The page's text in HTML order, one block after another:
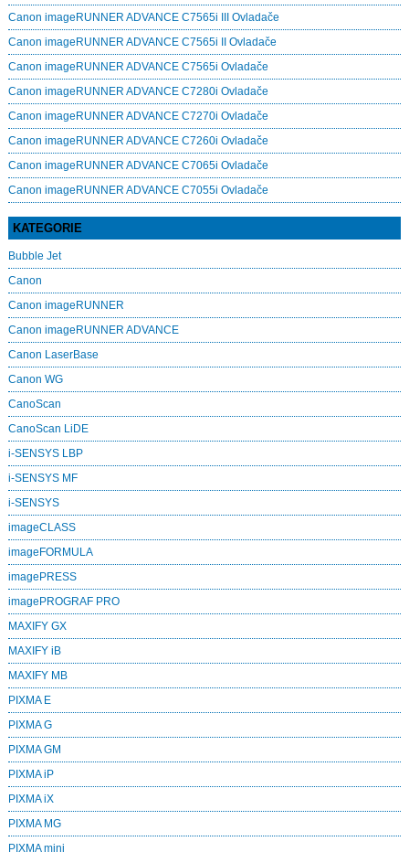
Canon imageRUNNER ADVANCE C7565i III Ovladače
Canon imageRUNNER ADVANCE C7565i II Ovladače
Canon imageRUNNER ADVANCE C7565i Ovladače
Canon imageRUNNER ADVANCE C7280i Ovladače
Canon imageRUNNER ADVANCE C7270i Ovladače
Canon imageRUNNER ADVANCE C7260i Ovladače
Canon imageRUNNER ADVANCE C7065i Ovladače
Canon imageRUNNER ADVANCE C7055i Ovladače
KATEGORIE
Bubble Jet
Canon
Canon imageRUNNER
Canon imageRUNNER ADVANCE
Canon LaserBase
Canon WG
CanoScan
CanoScan LiDE
i-SENSYS LBP
i-SENSYS MF
i‑SENSYS
imageCLASS
imageFORMULA
imagePRESS
imagePROGRAF PRO
MAXIFY GX
MAXIFY iB
MAXIFY MB
PIXMA E
PIXMA G
PIXMA GM
PIXMA iP
PIXMA iX
PIXMA MG
PIXMA mini